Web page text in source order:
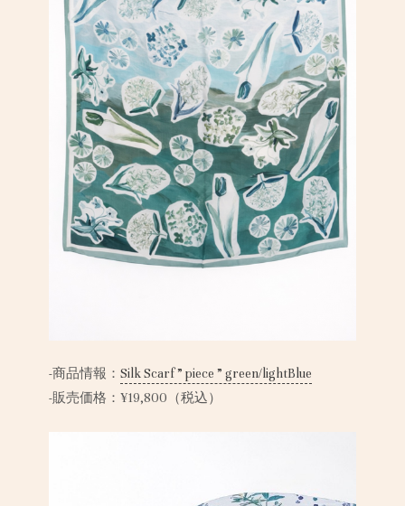
-商品情報：Silk Scarf ” piece ” green/lightBlue
-販売価格：¥19,800（税込）